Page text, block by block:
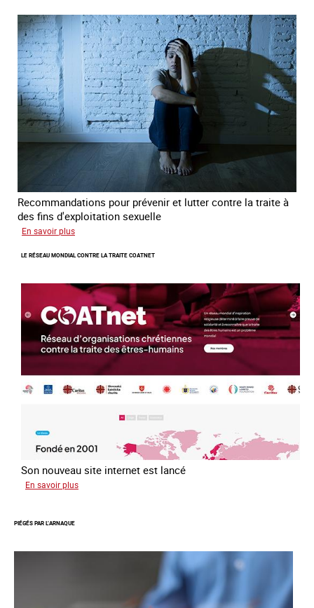
avec
des
jeunes
errance
Recommandations pour prévenir et lutter contre la traite à
des fins d'exploitation sexuelle
En savoir plus
ans
la
du
13
avril
2016
LE RÉSEAU MONDIAL CONTRE LA TRAITE COATNET
Son nouveau site internet est lancé
En savoir plus
la
PIÉGÉS PAR L’ARNAQUE